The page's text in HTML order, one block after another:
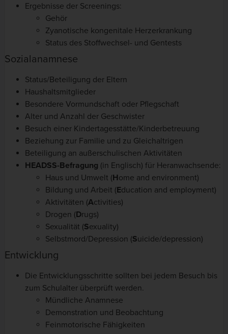
Ergebnisse der Screenings:
Gehör
Zyanotische kongenitale Herzerkrankung
Status des Stoffwechsel- und Gentests
Sozialanamnese
Status/Beteiligung der Eltern
Haushaltsmitglieder
Besondere Vormundschaft oder Pflegschaft
Alter und Anzahl der Geschwister
Besuch einer Kindertagesstätte/Kinderbetreuung
Beziehung zur Familie und zu Gleichaltrigen
Beteiligung an außerschulischen Aktivitäten
HEADSS-Befragung (in Englisch) für Heranwachsende:
Haus und Umwelt (Home and environment)
Bildung und Arbeit (Education and employment)
Aktivitäten (Activities)
Drogen (Drugs)
Sexualität (Sexuality)
Selbstmord/Depression (Suicide/depression)
Entwicklung
Die Entwicklungsschritte sollten bei jedem Besuch bis
zum Schulalter überprüft werden.
Mündliche Anamnese
Demonstration und Beobachtung
Feinmotorische Fähigkeiten